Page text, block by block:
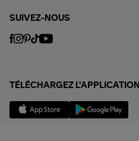
SUIVEZ-NOUS
TÉLÉCHARGEZ L'APPLICATION